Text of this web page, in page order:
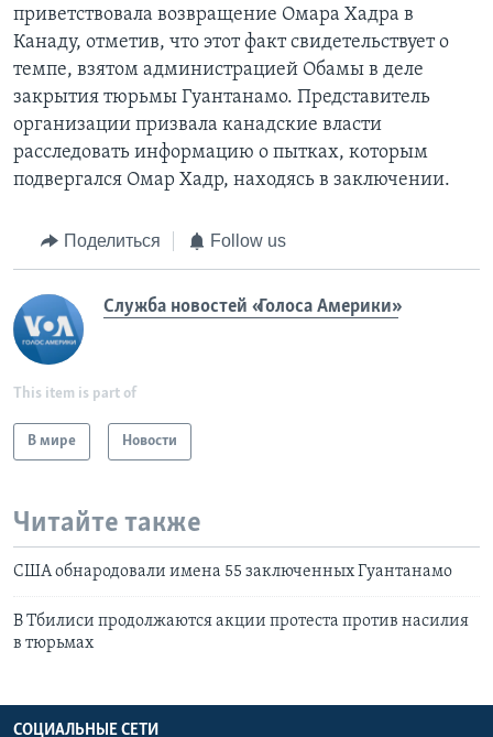
приветствовала возвращение Омара Хадра в
Канаду, отметив, что этот факт свидетельствует о
темпе, взятом администрацией Обамы в деле
закрытия тюрьмы Гуантанамо. Представитель
организации призвала канадские власти
расследовать информацию о пытках, которым
подвергался Омар Хадр, находясь в заключении.
Поделиться Follow us
Служба новостей «Голоса Америки»
This item is part of
В мире Новости
Читайте также
США обнародовали имена 55 заключенных Гуантанамо
В Тбилиси продолжаются акции протеста против насилия
в тюрьмах
СОЦИАЛЬНЫЕ СЕТИ